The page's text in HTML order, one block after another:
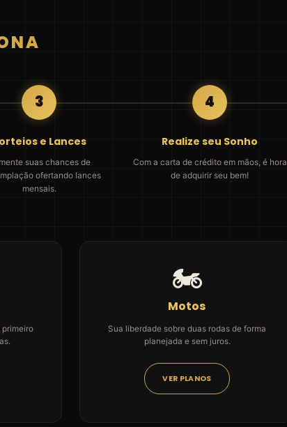
3
e Lances
suas chances de
ofertando lances
mensais.
4
Realize seu Sonho
Com a carta de crédito em mãos, é hora
de adquirir seu bem!
primeiro
🏍️
Motos
Sua liberdade sobre duas rodas de forma
planejada e sem juros.
VER PLANOS